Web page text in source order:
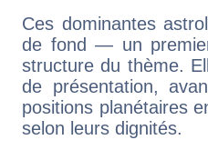
Ces dominantes
de fond — un
structure du thème.
de présentation,
positions planétaires
selon leurs dignités.